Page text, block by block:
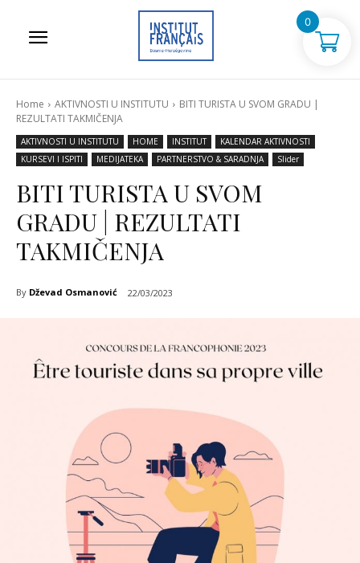
Home AKTIVNOSTI U INSTITUTU
BITI TURISTA U SVOM GRADU |
REZULTATI TAKMIČENJA
AKTIVNOSTI U INSTITUTU HOME INSTITUT
KALENDAR AKTIVNOSTI
KURSEVI I ISPITI
MEDIJATEKA PARTNERSTVO & SARADNJA Slider
BITI TURISTA U SVOM
GRADU | REZULTATI
TAKMIČENJA
By Dževad Osmanović 22/03/2023
0